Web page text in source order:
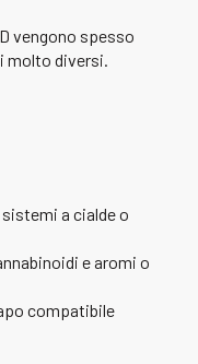
vengono spesso
molto diversi.
a cialde o
e aromi o
compatibile